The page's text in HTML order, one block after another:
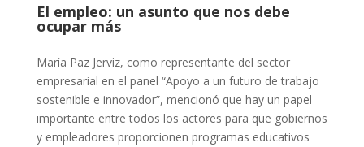
El empleo: un asunto que nos debe
ocupar más
María Paz Jerviz, como representante del sector
empresarial en el panel “Apoyo a un futuro de trabajo
sostenible e innovador”, mencionó que hay un papel
importante entre todos los actores para que gobiernos
y empleadores proporcionen programas educativos